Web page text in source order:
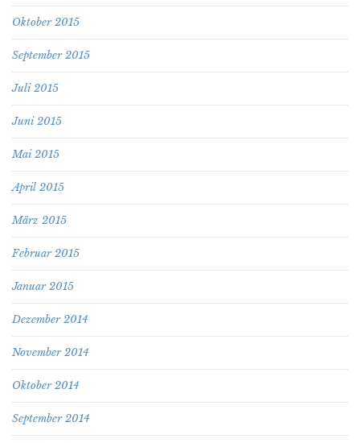
Oktober 2015
September 2015
Juli 2015
Juni 2015
Mai 2015
April 2015
März 2015
Februar 2015
Januar 2015
Dezember 2014
November 2014
Oktober 2014
September 2014